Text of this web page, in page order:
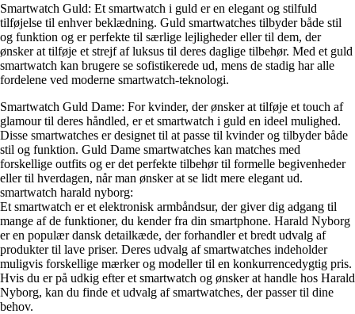
Smartwatch Guld: Et smartwatch i guld er en elegant og stilfuld
tilføjelse til enhver beklædning. Guld smartwatches tilbyder både stil
og funktion og er perfekte til særlige lejligheder eller til dem, der
ønsker at tilføje et strejf af luksus til deres daglige tilbehør. Med et guld
smartwatch kan brugere se sofistikerede ud, mens de stadig har alle
fordelene ved moderne smartwatch-teknologi.
Smartwatch Guld Dame: For kvinder, der ønsker at tilføje et touch af
glamour til deres håndled, er et smartwatch i guld en ideel mulighed.
Disse smartwatches er designet til at passe til kvinder og tilbyder både
stil og funktion. Guld Dame smartwatches kan matches med
forskellige outfits og er det perfekte tilbehør til formelle begivenheder
eller til hverdagen, når man ønsker at se lidt mere elegant ud.
smartwatch harald nyborg:
Et smartwatch er et elektronisk armbåndsur, der giver dig adgang til
mange af de funktioner, du kender fra din smartphone. Harald Nyborg
er en populær dansk detailkæde, der forhandler et bredt udvalg af
produkter til lave priser. Deres udvalg af smartwatches indeholder
muligvis forskellige mærker og modeller til en konkurrencedygtig pris.
Hvis du er på udkig efter et smartwatch og ønsker at handle hos Harald
Nyborg, kan du finde et udvalg af smartwatches, der passer til dine
behov.